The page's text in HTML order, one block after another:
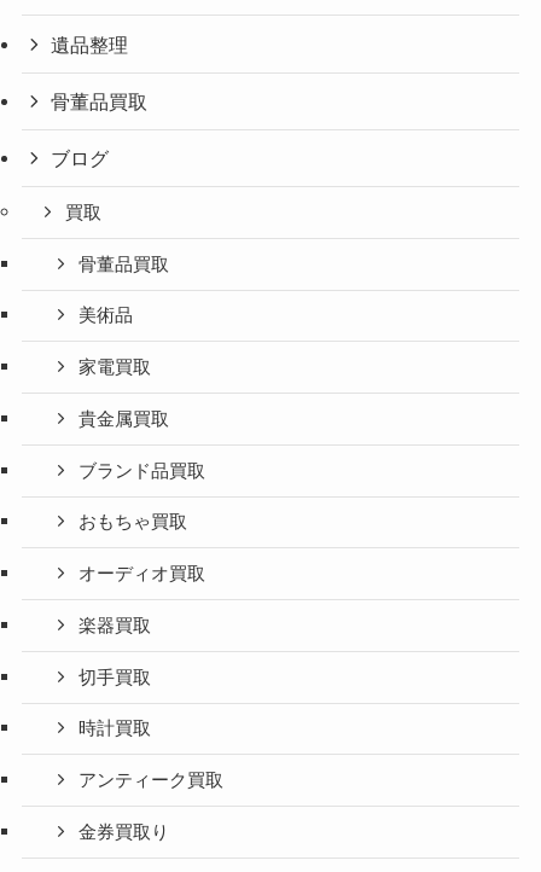
遺品整理
骨董品買取
ブログ
買取
骨董品買取
美術品
家電買取
貴金属買取
ブランド品買取
おもちゃ買取
オーディオ買取
楽器買取
切手買取
時計買取
アンティーク買取
金券買取り